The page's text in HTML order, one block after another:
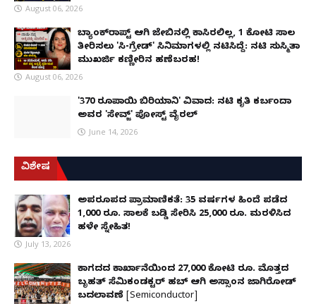
August 06, 2026
ಬ್ಯಾಂಕ್‌ರಾಪ್ಟ್‌ ಆಗಿ ಜೇಬಿನಲ್ಲಿ ಕಾಸಿರಲಿಲ್ಲ, ₹1 ಕೋಟಿ ಸಾಲ
ತೀರಿಸಲು 'ಸಿ-ಗ್ರೇಡ್' ಸಿನಿಮಾಗಳಲ್ಲಿ ನಟಿಸಿದ್ದೆ: ನಟಿ ಸುಸ್ಮಿತಾ
ಮುಖರ್ಜಿ ಕಣ್ಣೀರಿನ ಹಣೆಬರಹ!
August 06, 2026
'370 ರೂಪಾಯಿ ಬಿರಿಯಾನಿ' ವಿವಾದ: ನಟಿ ಕೃತಿ ಕರ್ಬಂದಾ
ಅವರ 'ಸೇವ್ಜ್' ಪೋಸ್ಟ್ ವೈರಲ್
June 14, 2026
ವಿಶೇಷ
ಅಪರೂಪದ ಪ್ರಾಮಾಣಿಕತೆ: 35 ವರ್ಷಗಳ ಹಿಂದೆ ಪಡೆದ
1,000 ರೂ. ಸಾಲಕ್ಕೆ ಬಡ್ಡಿ ಸೇರಿಸಿ 25,000 ರೂ. ಮರಳಿಸಿದ
ಹಳೇ ಸ್ನೇಹಿತ!
July 13, 2026
ಕಾಗದದ ಕಾರ್ಖಾನೆಯಿಂದ 27,000 ಕೋಟಿ ರೂ. ಮೊತ್ತದ
ಬೃಹತ್ ಸೆಮಿಕಂಡಕ್ಟರ್ ಹಬ್ ಆಗಿ ಅಸ್ಸಾಂನ ಜಾಗಿರೋಡ್
ಬದಲಾವಣೆ [Semiconductor]